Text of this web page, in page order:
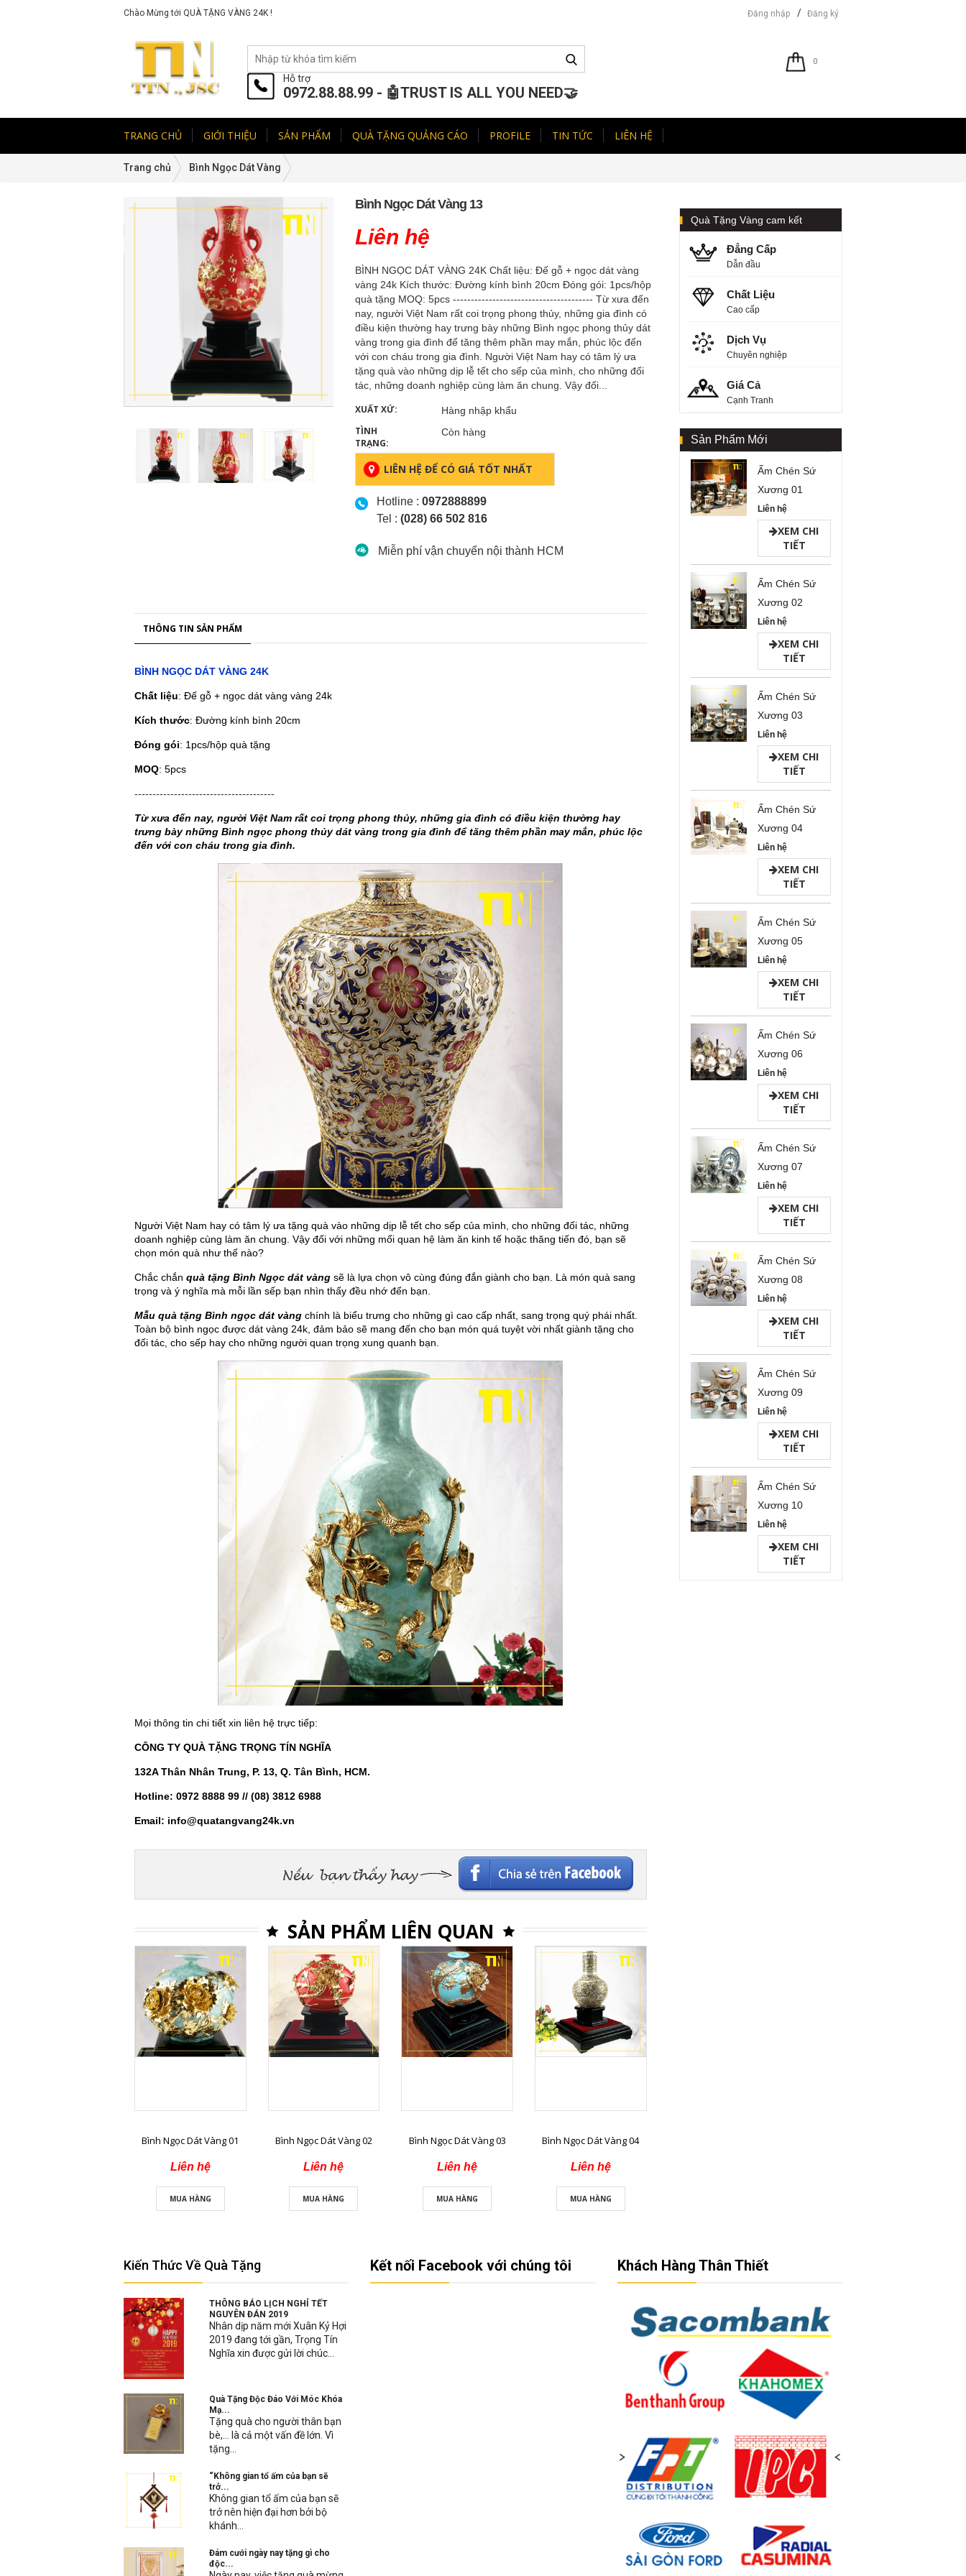
Chào Mừng tới QUÀ TẶNG VÀNG 24K ! Đăng nhập / Đăng ký
Hỗ trợ
0972.88.88.99 - 🤖TRUST IS ALL YOU NEED🤝
0
TRANG CHỦ GIỚI THIỆU SẢN PHẨM QUÀ TẶNG QUẢNG CÁO PROFILE TIN TỨC LIÊN HỆ
Trang chủ Bình Ngọc Dát Vàng
Bình Ngọc Dát Vàng 13
Liên hệ
BÌNH NGỌC DÁT VÀNG 24K Chất liệu: Đế gỗ + ngọc dát vàng
vàng 24k Kích thước: Đường kính bình 20cm Đóng gói: 1pcs/hộp
quà tặng MOQ: 5pcs --------------------------------------- Từ xưa đến
nay, người Việt Nam rất coi trọng phong thủy, những gia đình có
điều kiện thường hay trưng bày những Bình ngọc phong thủy dát
vàng trong gia đình để tăng thêm phần may mắn, phúc lộc đến
với con cháu trong gia đình. Người Việt Nam hay có tâm lý ưa
tặng quà vào những dịp lễ tết cho sếp của mình, cho những đối
tác, những doanh nghiệp cùng làm ăn chung. Vậy đối...
XUẤT XỨ: Hàng nhập khẩu
TÌNH
TRẠNG:
Còn hàng
LIÊN HỆ ĐỂ CÓ GIÁ TỐT NHẤT
Hotline : 0972888899
Tel : (028) 66 502 816
Miễn phí vận chuyển nội thành HCM
THÔNG TIN SẢN PHẨM
BÌNH NGỌC DÁT VÀNG 24K
Chất liệu: Đế gỗ + ngọc dát vàng vàng 24k
Kích thước: Đường kính bình 20cm
Đóng gói: 1pcs/hộp quà tặng
MOQ: 5pcs
---------------------------------------
Từ xưa đến nay, người Việt Nam rất coi trọng phong thủy, những gia đình có điều kiện thường hay
trưng bày những Bình ngọc phong thủy dát vàng trong gia đình để tăng thêm phần may mắn, phúc lộc
đến với con cháu trong gia đình.
Người Việt Nam hay có tâm lý ưa tặng quà vào những dịp lễ tết cho sếp của mình, cho những đối tác, những
doanh nghiệp cùng làm ăn chung. Vậy đối với những mối quan hệ làm ăn kinh tế hoặc thăng tiến đó, bạn sẽ
chọn món quà như thế nào?
Chắc chắn quà tặng Bình Ngọc dát vàng sẽ là lựa chọn vô cùng đúng đắn giành cho bạn. Là món quà sang
trọng và ý nghĩa mà mỗi lần sếp bạn nhìn thấy đều nhớ đến bạn.
Mẫu quà tặng Bình ngọc dát vàng chính là biểu trưng cho những gì cao cấp nhất, sang trọng quý phái nhất.
Toàn bộ bình ngọc được dát vàng 24k, đảm bảo sẽ mang đến cho bạn món quá tuyệt vời nhất giành tặng cho
đối tác, cho sếp hay cho những người quan trọng xung quanh bạn.
Mọi thông tin chi tiết xin liên hệ trực tiếp:
CÔNG TY QUÀ TẶNG TRỌNG TÍN NGHĨA
132A Thân Nhân Trung, P. 13, Q. Tân Bình, HCM.
Hotline: 0972 8888 99 // (08) 3812 6988
Email: info@quatangvang24k.vn
Facebook
SẢN PHẨM LIÊN QUAN
Bình Ngọc Dát Vàng 01
Liên hệ
MUA HÀNG
Bình Ngọc Dát Vàng 02
Liên hệ
MUA HÀNG
Bình Ngọc Dát Vàng 03
Liên hệ
MUA HÀNG
Bình Ngọc Dát Vàng 04
Liên hệ
MUA HÀNG
Quà Tặng Vàng cam kết
Đẳng Cấp
Dẫn đầu
Chất Liệu
Cao cấp
Dịch Vụ
Chuyên nghiệp
Giá Cả
Cạnh Tranh
Sản Phẩm Mới
Ấm Chén Sứ
Xương 01
Liên hệ
XEM CHI
TIẾT
Ấm Chén Sứ
Xương 02
Liên hệ
XEM CHI
TIẾT
Ấm Chén Sứ
Xương 03
Liên hệ
XEM CHI
TIẾT
Ấm Chén Sứ
Xương 04
Liên hệ
XEM CHI
TIẾT
Ấm Chén Sứ
Xương 05
Liên hệ
XEM CHI
TIẾT
Ấm Chén Sứ
Xương 06
Liên hệ
XEM CHI
TIẾT
Ấm Chén Sứ
Xương 07
Liên hệ
XEM CHI
TIẾT
Ấm Chén Sứ
Xương 08
Liên hệ
XEM CHI
TIẾT
Ấm Chén Sứ
Xương 09
Liên hệ
XEM CHI
TIẾT
Ấm Chén Sứ
Xương 10
Liên hệ
XEM CHI
TIẾT
Kiến Thức Về Quà Tặng
THÔNG BÁO LỊCH NGHỈ TẾT
NGUYÊN ĐÁN 2019
Nhân dịp năm mới Xuân Kỷ Hợi
2019 đang tới gần, Trọng Tín
Nghĩa xin được gửi lời chúc...
Quà Tặng Độc Đáo Với Móc Khóa
Mạ...
Tặng quà cho người thân bạn
bè,… là cả một vấn đề lớn. Vì
tặng...
“Không gian tổ ấm của bạn sẽ
trở...
Không gian tổ ấm của bạn sẽ
trở nên hiện đại hơn bởi bộ
khánh...
Đám cưới ngày nay tặng gì cho
độc...
Kết nối Facebook với chúng tôi Khách Hàng Thân Thiết